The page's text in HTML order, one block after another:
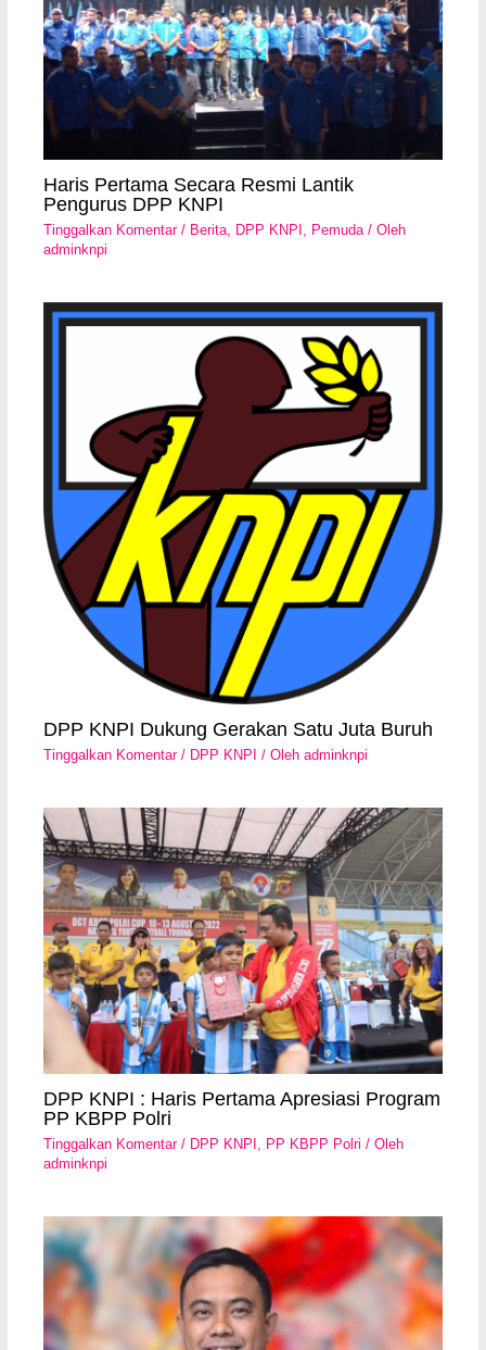
Haris Pertama Secara Resmi Lantik
Pengurus DPP KNPI
Tinggalkan Komentar / Berita, DPP KNPI , Pemuda/ Oleh
adminknpi
DPP KNPI Dukung Gerakan Satu Juta Buruh
Tinggalkan Komentar / DPP KNPI / Olehadminknpi
DPP KNPI : Haris Pertama Apresiasi Program
PP KBPP Polri
Tinggalkan Komentar / DPP KNPI , PP KBPP Polri / Oleh
adminknpi